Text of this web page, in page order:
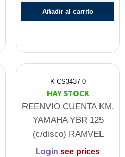
Añadir al carrito
K-CS3437-0
HAY STOCK
REENVIO CUENTA KM.
YAMAHA YBR 125
(c/disco) RAMVEL
Login see prices